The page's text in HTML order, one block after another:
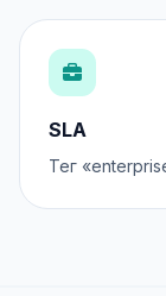
SLA
Тег